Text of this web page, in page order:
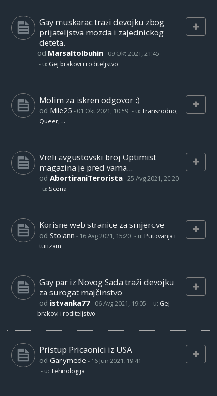
Gay muskarac trazi devojku zbog
prijateljstva mozda i zajednickog
deteta.
od Marsaltolbuhin- 09 Okt 2021, 21:45
- u: Gej brakovi i roditeljstvo
Molim za iskren odgovor :)
od Mile25 - 01 Okt 2021, 10:59 - u: Transrodno,
Queer, ...
Vreli avgustovski broj Optimist
magazina je pred vama...
od AbortiraniTerorista-25 Avg 2021, 20:20
- u: Scena
Korisne web stranice za smjerove
od Stojann - 16 Avg 2021, 15:20 - u: Putovanja i
turizam
Gay par iz Novog Sada traži devojku
za surogat majčinstvo
od istvanka77- 06 Avg 2021, 19:05 - u: Gej
brakovi i roditeljstvo
Pristup Pricaonici iz USA
od Ganymede - 16 Jun 2021, 19:41
- u: Tehnologija